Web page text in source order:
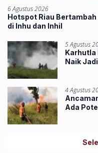
6 Agustus 2026
Hotspot Riau
di Inhu dan Inhil
5 Agustus
Karhutla
Naik
4 Agustus
Ada